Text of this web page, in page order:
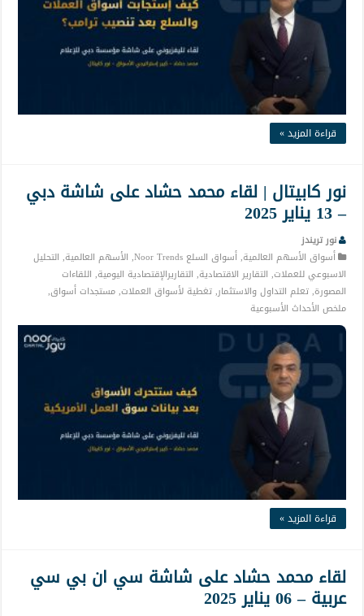
قراءة المزيد »
نور كابيتال | لقاء محمد حشاد على شاشة دبي
– 13 يناير 2025
نور تريندز
أسواق الأسهم العالمية,أسواق السلع Noor Trends , الأسهم العالمية, التحليل
الاسبوعي للعملات, التقارير الاقتصادية, التقاريرالإقتصادية اليومية, اللقاءات
المصورة,تعلم التداول والاستثمار,تغطية لأسواق العملات,مستجدات أسواق,
ملخص الأحداث الأسبوعية
قراءة المزيد »
لقاء محمد حشاد على شاشة سي ان بي سي
عربية – 06 يناير 2025